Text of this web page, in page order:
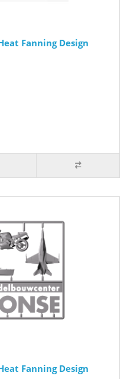
Fanning Design
Fanning Design